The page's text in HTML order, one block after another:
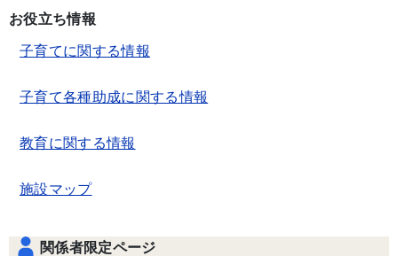
お役立ち情報
子育てに関する情報
子育て各種助成に関する情報
教育に関する情報
施設マップ
関係者限定ページ